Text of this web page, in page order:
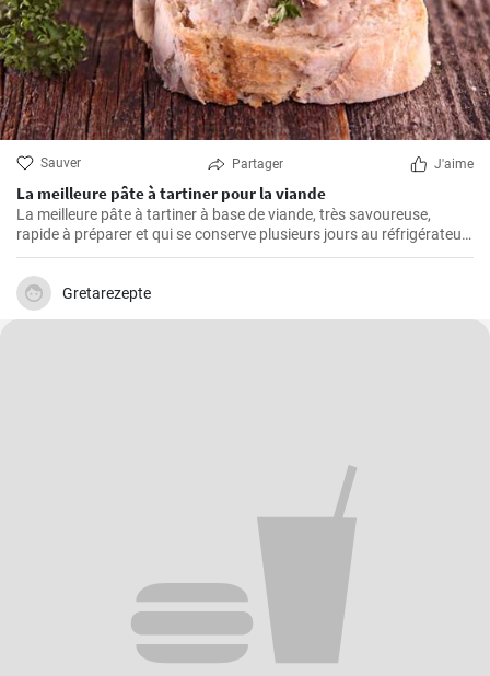
Sauver Partager J'aime
La meilleure pâte à tartiner pour la viande
La meilleure pâte à tartiner à base de viande, très savoureuse,
rapide à préparer et qui se conserve plusieurs jours au réfrigérateur.
Vous pouvez la servir avec du pain frais ou de la baguette maison.
Gretarezepte